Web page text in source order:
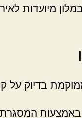
מיועדות
בדיוק על
המסגרת